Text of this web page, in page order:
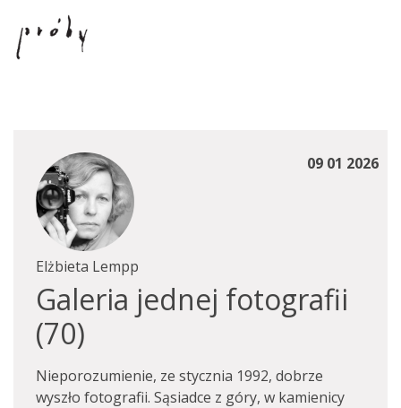
09 01 2026
Elżbieta Lempp
Galeria jednej fotografii
(70)
Nieporozumienie, ze stycznia 1992, dobrze
wyszło fotografii. Sąsiadce z góry, w kamienicy